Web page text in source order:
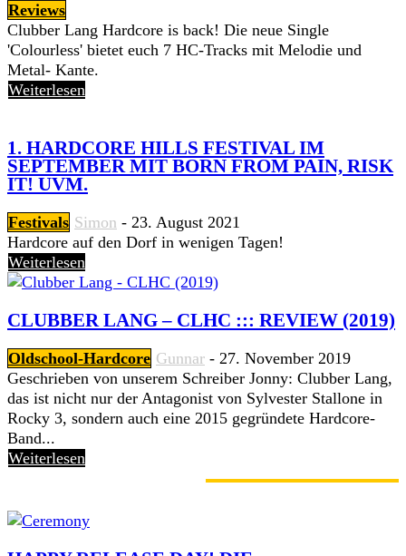
Reviews
Clubber Lang Hardcore is back! Die neue Single
'Colourless' bietet euch 7 HC-Tracks mit Melodie und
Metal- Kante.
Weiterlesen
1. HARDCORE HILLS FESTIVAL IM
SEPTEMBER MIT BORN FROM PAIN, RISK
IT! UVM.
Festivals Simon - 23. August 2021
Hardcore auf den Dorf in wenigen Tagen!
Weiterlesen
CLUBBER LANG – CLHC ::: REVIEW (2019)
Oldschool-Hardcore Gunnar - 27. November 2019
Geschrieben von unserem Schreiber Jonny: Clubber Lang,
das ist nicht nur der Antagonist von Sylvester Stallone in
Rocky 3, sondern auch eine 2015 gegründete Hardcore-
Band...
Weiterlesen